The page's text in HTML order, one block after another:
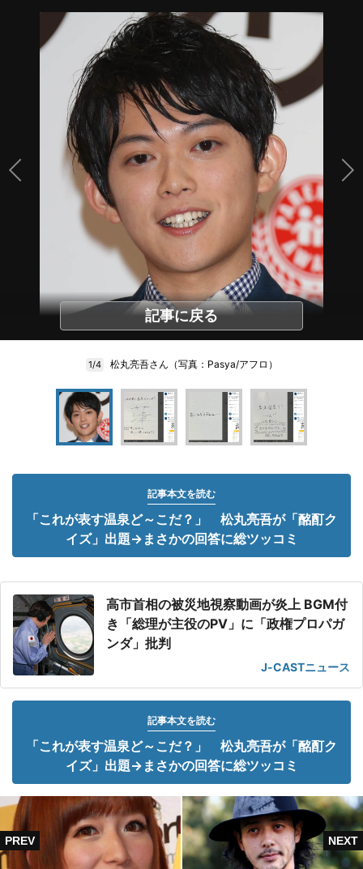
記事に戻る
1/4 松丸亮吾さん（写真：Pasya/アフロ）
記事本文を読む
「これが表す温泉ど～こだ？」 松丸亮吾が「酩酊ク
イズ」出題→まさかの回答に総ツッコミ
高市首相の被災地視察動画が炎上 BGM付
き「総理が主役のPV」に「政権プロパガ
ンダ」批判
J-CASTニュース
記事本文を読む
「これが表す温泉ど～こだ？」 松丸亮吾が「酩酊ク
イズ」出題→まさかの回答に総ツッコミ